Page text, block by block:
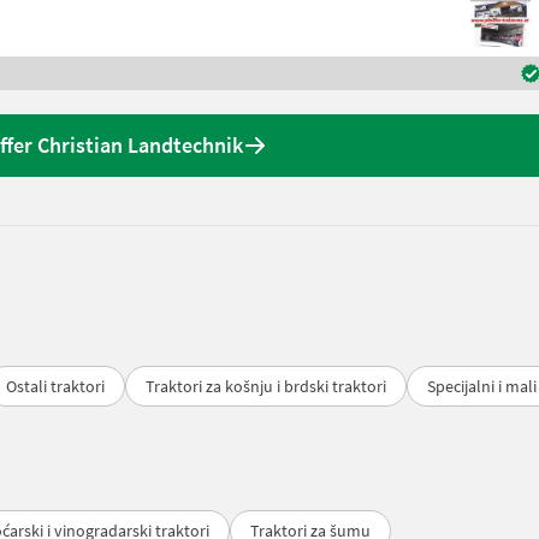
Christian Landtechnik
Ostali traktori Traktori za košnju i brdski traktori Specijalni i
i vinogradarski traktori Traktori za šumu